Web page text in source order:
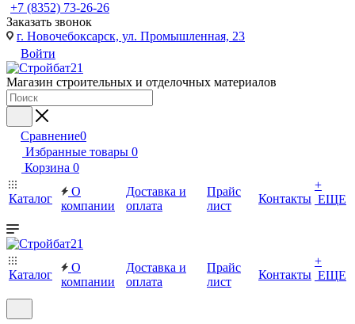
+7 (8352) 73-26-26
Заказать звонок
г. Новочебоксарск, ул. Промышленная, 23
Войти
Магазин строительных и отделочных материалов
Сравнение0
Избранные товары 0
Корзина 0
Каталог
О
компании
Доставка и
оплата
Прайс
лист
Контакты
+
ЕЩЕ
Каталог
О
компании
Доставка и
оплата
Прайс
лист
Контакты
+
ЕЩЕ